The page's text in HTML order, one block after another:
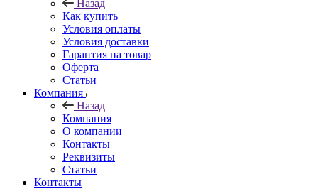
Назад
Как купить
Условия оплаты
Условия доставки
Гарантия на товар
Оферта
Статьи
Компания
Назад
Компания
О компании
Контакты
Реквизиты
Статьи
Контакты